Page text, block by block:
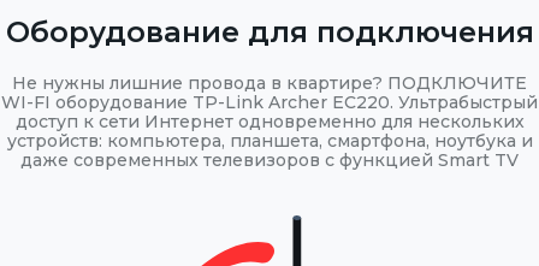
Оборудование для подключения
Не нужны лишние провода в квартире? ПОДКЛЮЧИТЕ
WI-FI оборудование TP-Link Archer EC220. Ультрабыстрый
доступ к сети Интернет одновременно для нескольких
устройств: компьютера, планшета, смартфона, ноутбука и
даже современных телевизоров с функцией Smart TV